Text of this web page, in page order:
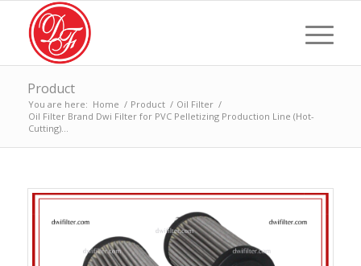
Product
You are here: Home / Product / Oil Filter /
Oil Filter Brand Dwi Filter for PVC Pelletizing Production Line (Hot-
Cutting)...